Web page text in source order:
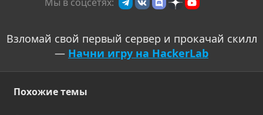
в
Взломай свой первый сервер и прокачай скилл
— Начни игру на HackerLab
Похожие темы